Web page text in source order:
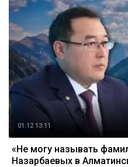
01.12 13:11
«Не могу называть
Назарбаевых в